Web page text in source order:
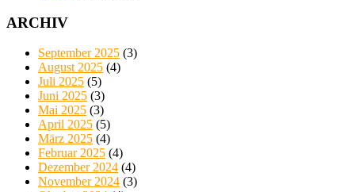
ARCHIV
September 2025 (3)
August 2025 (4)
Juli 2025 (5)
Juni 2025 (3)
Mai 2025 (3)
April 2025 (5)
März 2025 (4)
Februar 2025 (4)
Dezember 2024 (4)
November 2024 (3)